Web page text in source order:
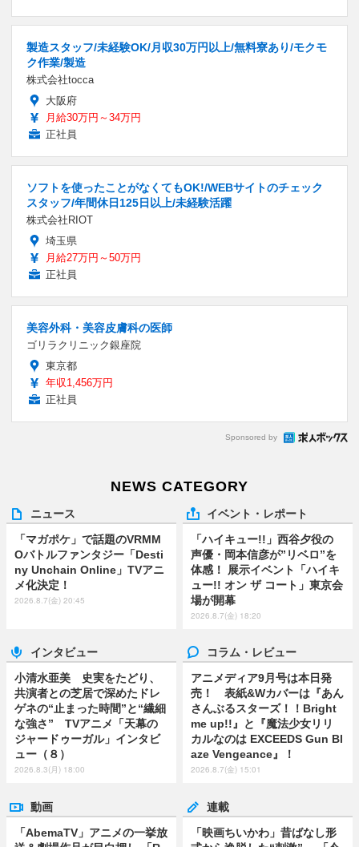
製造スタッフ/未経験OK/月収30万円以上/無料寮あり/モクモ
ク作業/製造
株式会社tocca
大阪府
月給30万円～34万円
正社員
ソフトを使ったことがなくてもOK!/WEBサイトのチェック
スタッフ/年間休日125日以上/未経験活躍
株式会社RIOT
埼玉県
月給27万円～50万円
正社員
美容外科・美容皮膚科の医師
ゴリラクリニック銀座院
東京都
年収1,456万円
正社員
Sponsored by
NEWS CATEGORY
ニュース
「マガポケ」で話題のVRMM
Oバトルファンタジー「Desti
ny Unchain Online」TVアニ
メ化決定！
2026.8.7(金) 20:45
イベント・レポート
「ハイキュー!!」西谷夕役の
声優・岡本信彦が”リベロ”を
体感！ 展示イベント「ハイキ
ュー!! オン ザ コート」東京会
場が開幕
2026.8.7(金) 18:20
インタビュー
小清水亜美 史実をたどり、
共演者との芝居で深めたドレ
ゲネの“止まった時間”と“繊細
な強さ” TVアニメ「天幕の
ジャードゥーガル」インタビ
ュー（８）
2026.8.3(月) 18:00
コラム・レビュー
アニメディア9月号は本日発
売！ 表紙&Wカバーは『あん
さんぶるスターズ！！Bright
me up!!』と『魔法少女リリ
カルなのは EXCEEDS Gun Bl
aze Vengeance』！
2026.8.7(金) 15:01
動画
「AbemaTV」アニメの一挙放
連載
「映画ちいかわ」昔ばなし形